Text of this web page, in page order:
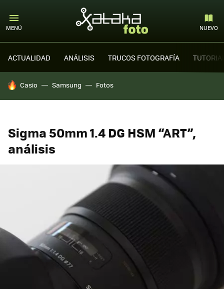
MENÚ NUEVO
ACTUALIDAD ANÁLISIS TRUCOS FOTOGRAFÍA
HOY SE HABLA DE
Casio Samsung Fotos
Sigma 50mm 1.4 DG HSM “ART”,
análisis